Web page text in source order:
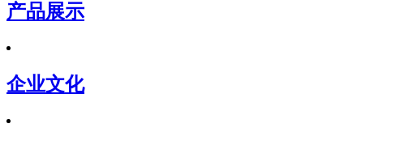
产品展示
企业文化